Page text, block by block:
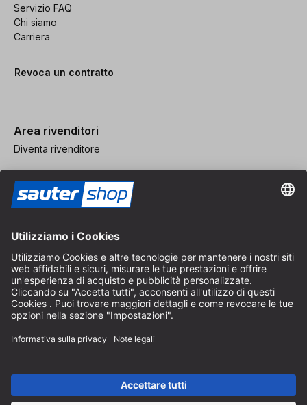
Servizio FAQ
Chi siamo
Carriera
Revoca un contratto
Area rivenditori
Diventa rivenditore
CGV
Protezione dei Dati
Impostazioni dei Cookie
della Germania per pacchi di dimensioni standard, esclusi articoli
A seconda del Paese di consegna, l'IVA può variare al momento del